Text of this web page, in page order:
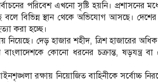
পরিবেশ এখনো সৃষ্টি হয়নি। প্রশাসনের
বিভিন্ন স্থান থেকে অভিযোগ আসছে। দেশের
করা হচ্ছে।
নিয়েছে। দেড় হাজার শহীদ, ত্রিশ হাজারের
কোনো ধরনের চক্রান্ত, ষড়যন্ত্র
রক্ষায় নিয়োজিত বাহিনীকে সর্বোচ্চ